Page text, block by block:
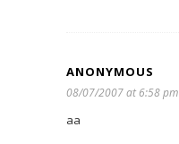
ANONYMOUS
08/07/2007 at 6:58 pm
aa